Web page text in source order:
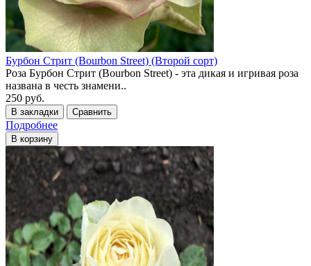
Бурбон Стрит (Bourbon Street) (Второй сорт)
Роза Бурбон Стрит (Bourbon Street) - эта дикая и игривая роза
названа в честь знамени..
250 руб.
В закладки Сравнить
Подробнее
В корзину